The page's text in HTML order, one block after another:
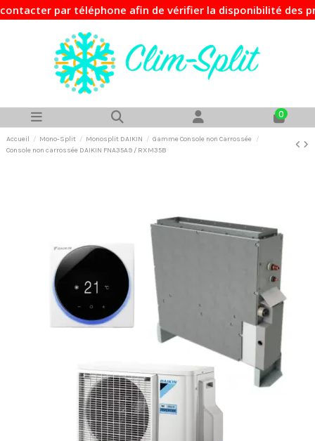
par téléphone afin de vérifier la disponibilité des
0
Accueil Mono-Split Monosplit DAIKIN
Gamme Console non Carrossée
Console non carrossée DAIKIN FNA35A9 / RXM35B